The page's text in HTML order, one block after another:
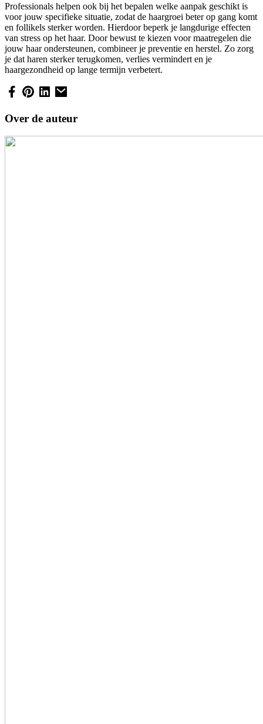
Professionals helpen ook bij het bepalen welke aanpak geschikt is
voor jouw specifieke situatie, zodat de haargroei beter op gang komt
en follikels sterker worden. Hierdoor beperk je langdurige effecten
van stress op het haar. Door bewust te kiezen voor maatregelen die
jouw haar ondersteunen, combineer je preventie en herstel. Zo zorg
je dat haren sterker terugkomen, verlies vermindert en je
haargezondheid op lange termijn verbetert.
Over de auteur